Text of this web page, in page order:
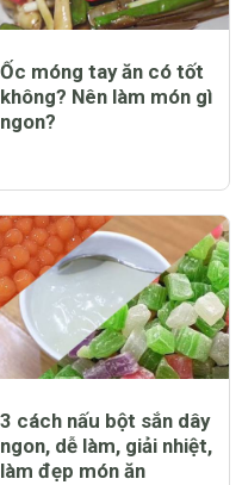
Ốc móng tay ăn có tốt
không? Nên làm món gì
ngon?
3 cách nấu bột sắn dây
ngon, dễ làm, giải nhiệt,
làm đẹp món ăn